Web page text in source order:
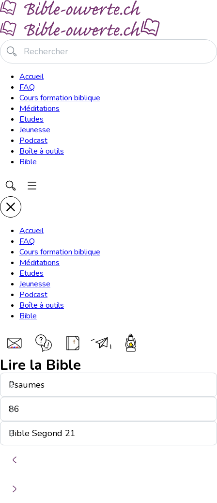
Accueil
FAQ
Cours formation biblique
Méditations
Etudes
Jeunesse
Podcast
Boîte à outils
Bible
Accueil
FAQ
Cours formation biblique
Méditations
Etudes
Jeunesse
Podcast
Boîte à outils
Bible
Lire la Bible